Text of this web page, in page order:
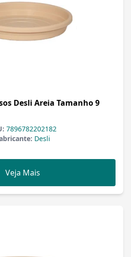
Desli Areia Tamanho 9
7896782202182
Desli
Veja Mais